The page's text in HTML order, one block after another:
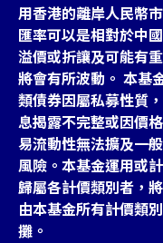
用香港的離岸人民幣
匯率可以是相對於中
溢價或折讓及可能有
將會有所波動。 本基
類債券因屬私募性質
息揭露不完整或因價
易流動性無法擴及一
風險。本基金運用或
歸屬各計價類別者，
由本基金所有計價類
攤。